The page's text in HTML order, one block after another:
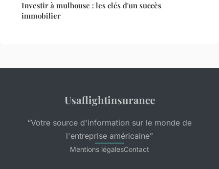
Investir à mulhouse : les clés d'un succès
immobilier
Usaflightinsurance
“Votre source d'information sur le monde de
l'entreprise américaine”
Mentions légalesContact